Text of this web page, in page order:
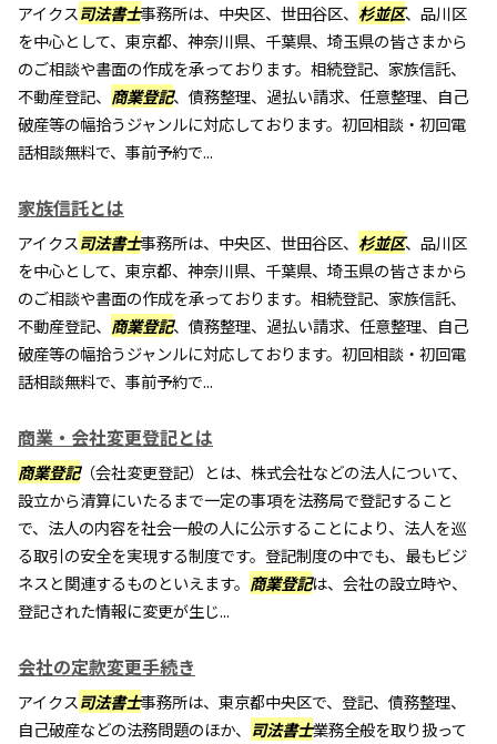
アイクス司法書士事務所は、中央区、世田谷区、 杉並区、品川区
を中心として、東京都、神奈川県、千葉県、埼玉県の皆さまから
のご相談や書面の作成を承っております。相続登記、家族信託、
不動産登記、 商業登記、債務整理、過払い請求、任意整理、自己
破産等の幅拾うジャンルに対応しております。初回相談・初回電
話相談無料で、事前予約で...
家族信託とは
アイクス司法書士事務所は、中央区、世田谷区、 杉並区、品川区
を中心として、東京都、神奈川県、千葉県、埼玉県の皆さまから
のご相談や書面の作成を承っております。相続登記、家族信託、
不動産登記、 商業登記、債務整理、過払い請求、任意整理、自己
破産等の幅拾うジャンルに対応しております。初回相談・初回電
話相談無料で、事前予約で...
商業・会社変更登記とは
商業登記（会社変更登記）とは、株式会社などの法人について、
設立から清算にいたるまで一定の事項を法務局で登記すること
で、法人の内容を社会一般の人に公示することにより、法人を巡
る取引の安全を実現する制度です。登記制度の中でも、最もビジ
ネスと関連するものといえます。 商業登記は、会社の設立時や、
登記された情報に変更が生じ...
会社の定款変更手続き
アイクス司法書士事務所は、東京都中央区で、登記、債務整理、
自己破産などの法務問題のほか、 司法書士業務全般を取り扱って